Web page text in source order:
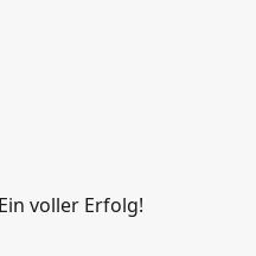
voller Erfolg!